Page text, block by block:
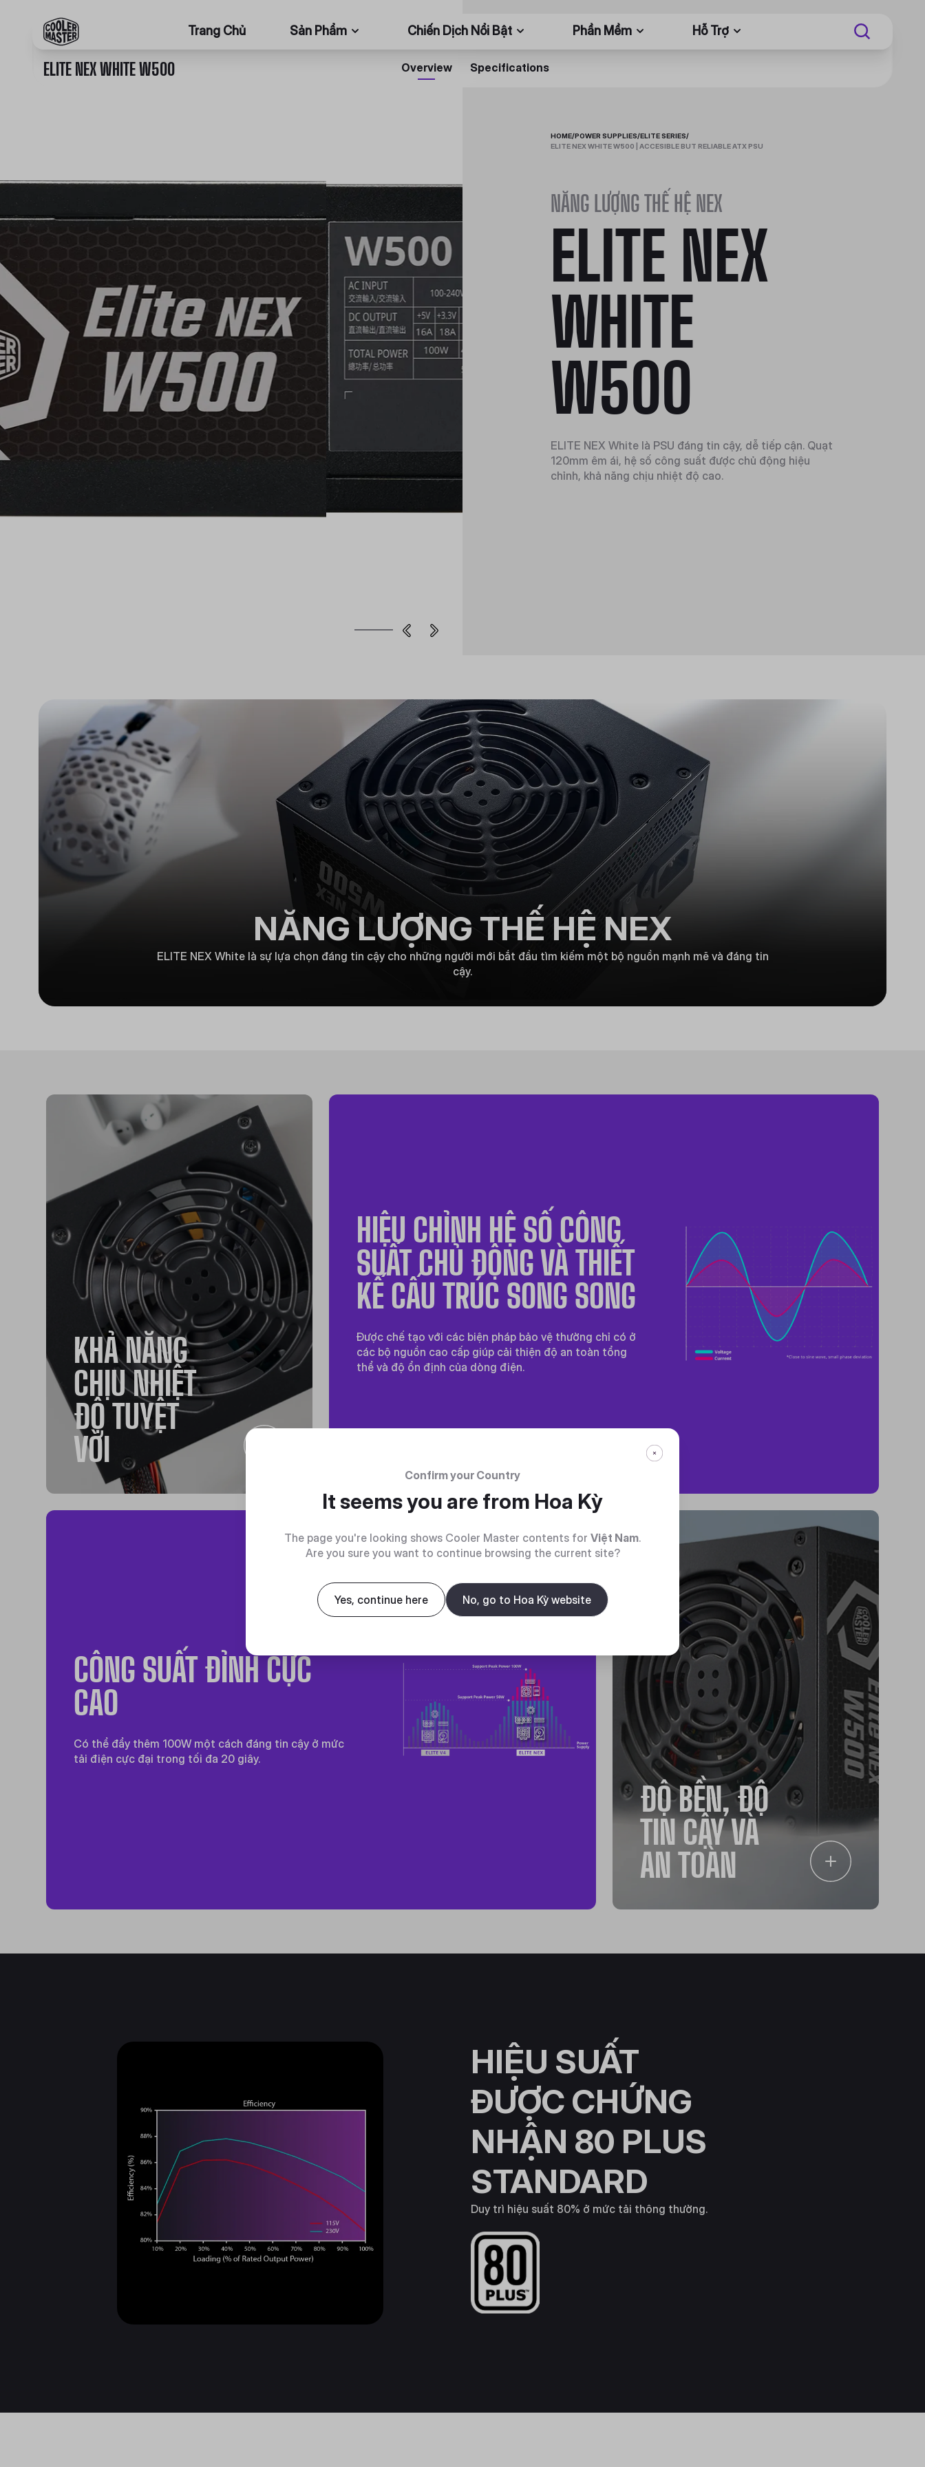
Trang Chủ Sản Phẩm Chiến Dịch Nổi Bật Phần Mềm Hỗ Trợ
ELITE NEX WHITE W500 Overview Specifications
HOME/POWER SUPPLIES/ELITE SERIES/
ELITE NEX WHITE W500 | ACCESIBLE BUT RELIABLE ATX PSU
NĂNG LƯỢNG THẾ HỆ NEX
ELITE NEX
WHITE
W500
ELITE NEX White là PSU đáng tin cậy, dễ tiếp cận. Quạt
120mm êm ái, hệ số công suất được chủ động hiệu
chỉnh, khả năng chịu nhiệt độ cao.
NĂNG LƯỢNG THẾ HỆ NEX
ELITE NEX White là sự lựa chọn đáng tin cậy cho những người mới bắt đầu tìm kiếm một bộ nguồn mạnh mẽ và đáng tin
cậy.
KHẢ NĂNG
CHỊU NHIỆT
ĐỘ TUYỆT
VỜI
HIỆU CHỈNH HỆ SỐ CÔNG
SUẤT CHỦ ĐỘNG VÀ THIẾT
KẾ CẤU TRÚC SONG SONG
Được chế tạo với các biện pháp bảo vệ thường chỉ có ở
các bộ nguồn cao cấp giúp cải thiện độ an toàn tổng
thể và độ ổn định của dòng điện.
CÔNG SUẤT ĐỈNH CỰC
CAO
Có thể đẩy thêm 100W một cách đáng tin cậy ở mức
tải điện cực đại trong tối đa 20 giây.
ĐỘ BỀN, ĐỘ
TIN CẬY VÀ
AN TOÀN
HIỆU SUẤT
ĐƯỢC CHỨNG
NHẬN 80 PLUS
STANDARD
Duy trì hiệu suất 80% ở mức tải thông thường.
Confirm your Country
It seems you are from Hoa Kỳ
The page you're looking shows Cooler Master contents for Việt Nam.
Are you sure you want to continue browsing the current site?
Yes, continue here No, go to Hoa Kỳ website